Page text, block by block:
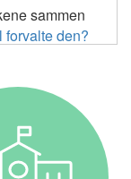
sammen